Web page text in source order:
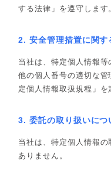
する法律」を遵守します
2. 安全管理措置に関す
当社は、特定個人情報
他の個人番号の適切な
定個人情報取扱規程」を
3. 委託の取り扱いにつ
当社は、特定個人情報
ありません。